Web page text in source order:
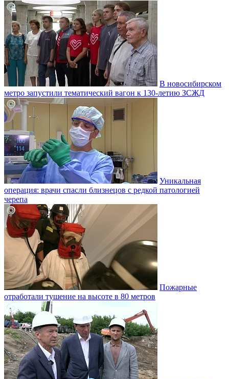
В новосибирском
метро запустили тематический вагон к 130-летию ЗСЖД
Уникальная
операция: врачи спасли близнецов с редкой патологией
черепа
Пожарные
отработали тушение на высоте в 80 метров